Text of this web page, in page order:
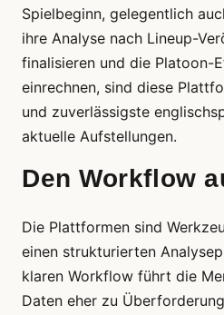
Spielbeginn, gelegentlich
ihre Analyse nach Lineup-
finalisieren und die Platoon-
einrechnen, sind diese
und zuverlässigste
aktuelle Aufstellungen.
Den Workflow
Die Plattformen sind
einen strukturierten
klaren Workflow führt die
Daten eher zu